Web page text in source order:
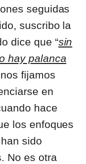
seguidas
suscribo la
dice que “sin
hay palanca
nos fijamos
en
hace
los enfoques
sido
No es otra